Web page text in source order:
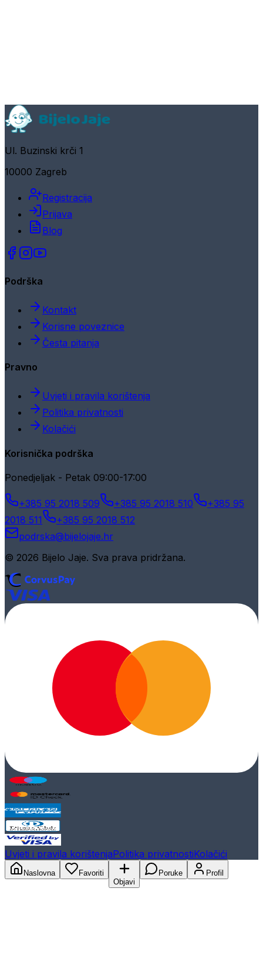
Ul. Buzinski krči 1
10000 Zagreb
Registracija
Prijava
Blog
Podrška
Kontakt
Korisne poveznice
Česta pitanja
Pravno
Uvjeti i pravila korištenja
Politika privatnosti
Kolačići
Korisnička podrška
Ponedjeljak - Petak 09:00-17:00
+385 95 2018 509 +385 95 2018 510
+385 95
2018 511
+385 95 2018 512
podrska@bijelojaje.hr
© 2026 Bijelo Jaje. Sva prava pridržana.
Uvjeti i pravila korištenjaPolitika privatnostiKolačići
Naslovna
Favoriti
Objavi
Poruke Profil